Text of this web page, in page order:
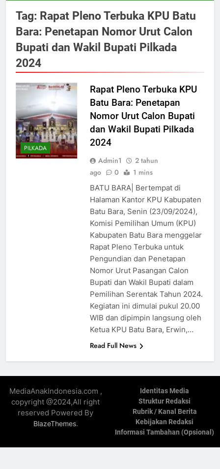
Tag: Rapat Pleno Terbuka KPU Batu
Bara: Penetapan Nomor Urut Calon
Bupati dan Wakil Bupati Pilkada
2024
PILKADA
Rapat Pleno Terbuka KPU
Batu Bara: Penetapan
Nomor Urut Calon Bupati
dan Wakil Bupati Pilkada
2024
Admin1
2 tahun
ago
0 1 mins
BATU BARA| Bertempat di
Halaman Kantor KPU Kabupaten
Batu Bara, Senin (23/09/2024),
Komisi Pemilihan Umum (KPU)
Kabupaten Batu Bara menggelar
Rapat Pleno Terbuka untuk
Pengundian dan Penetapan
Nomor Urut Pasangan Calon
Bupati dan Wakil Bupati dalam
Pemilihan Serentak Tahun 2024.
Kegiatan ini dimulai pukul 20.00
WIB dan dipimpin langsung oleh
Ketua KPU Batu Bara, Erwin,…
Read Full News
MediaAnakIndonesia.com ,
copyright @2024,All right
reserved Powered By
BlazeThemes.
Identitas Media
Struktur Redaksi
Rubrik / Kanal Berita
Kebijakan Redaksi
Informasi Tambahan (Opsional)